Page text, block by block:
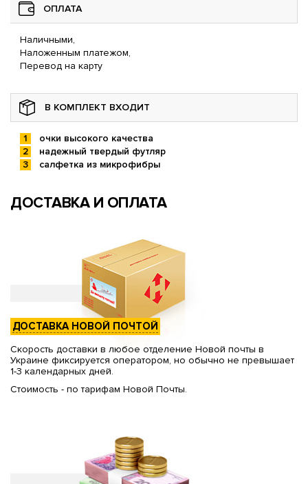
ОПЛАТА
Наличными,
Наложенным платежом,
Перевод на карту
В КОМПЛЕКТ ВХОДИТ
очки высокого качества
надежный твердый футляр
салфетка из микрофибры
ДОСТАВКА И ОПЛАТА
ДОСТАВКА НОВОЙ ПОЧТОЙ
Скорость доставки в любое отделение Новой почты в
Украине фиксируется оператором, но обычно не превышает
1-3 календарных дней.
Стоимость - по тарифам Новой Почты.